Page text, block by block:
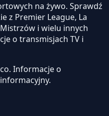
na żywo. Sprawdź
z Premier League, La
i wielu innych
o transmisjach TV i
Informacje o